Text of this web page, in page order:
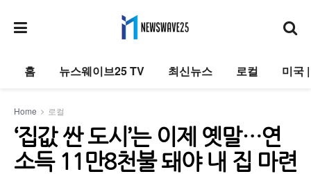
홈 뉴스웨이브25 TV 최신뉴스 로컬 미국
Home 로컬
‘집값 싼 도시’는 이제 옛말…연
소득 11만8천불 돼야 내 집 마련